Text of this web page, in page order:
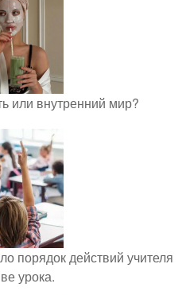
или внутренний мир?
порядок действий учителя
урока.